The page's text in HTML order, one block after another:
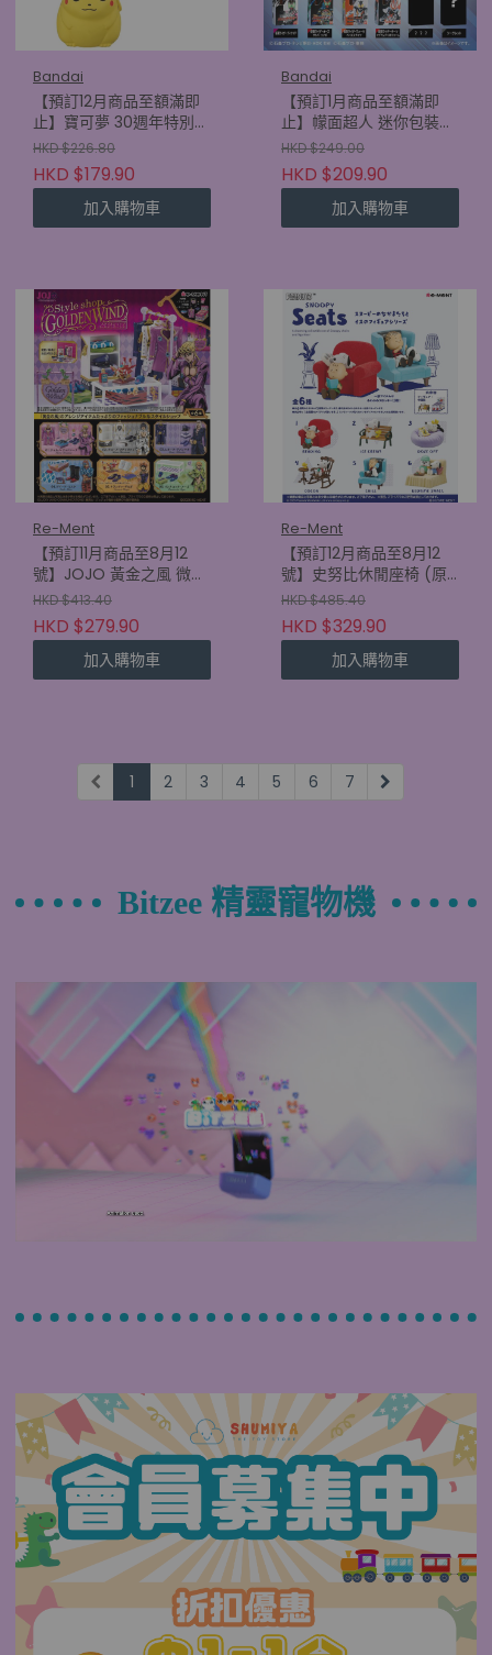
Bandai
【預訂12月商品至額滿即
止】寶可夢 30週年特別版
公仔 SP vol. (原盒12包)
(4570117935251)
HKD $226.80
HKD $179.90
加入購物車
Bandai
【預訂1月商品至額滿即
止】幪面超人 迷你包裝吊
飾 & 朱古力餅乾 2 (原盒
10件) (4570117931505)
HKD $249.00
HKD $209.90
加入購物車
Re-Ment
【預訂11月商品至8月12
號】JOJO 黃金之風 微型
擺設 (原盒6款)
(4521121700892)
HKD $413.40
HKD $279.90
加入購物車
Re-Ment
【預訂12月商品至8月12
號】史努比休閒座椅 (原
盒6款) (4521121701806)
HKD $485.40
HKD $329.90
加入購物車
1 2 3 4 5 6 7
Bitzee 精靈寵物機